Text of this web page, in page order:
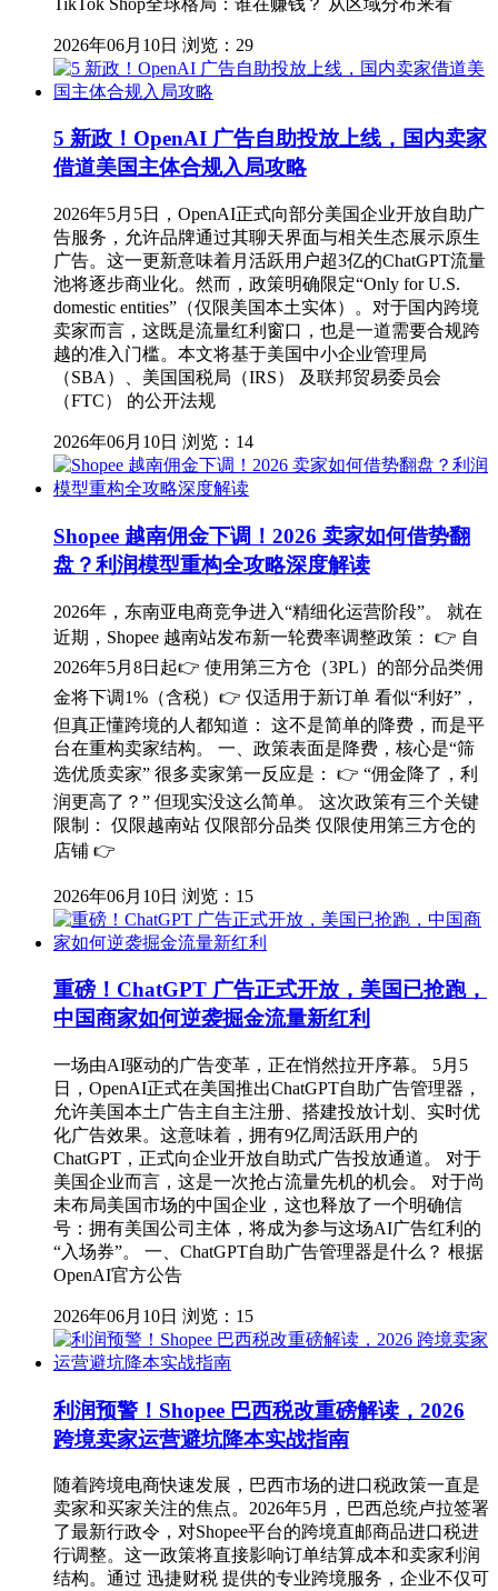
2026年06月10日 浏览：29
5 新政！OpenAI 广告自助投放上线，国内卖家
借道美国主体合规入局攻略
2026年5月5日，OpenAI正式向部分美国企业开放自助广
告服务，允许品牌通过其聊天界面与相关生态展示原生
广告。这一更新意味着月活跃用户超3亿的ChatGPT流量
池将逐步商业化。然而，政策明确限定“Only for U.S.
domestic entities”（仅限美国本土实体）。对于国内跨境
卖家而言，这既是流量红利窗口，也是一道需要合规跨
越的准入门槛。本文将基于美国中小企业管理局
（SBA）、美国国税局（IRS） 及联邦贸易委员会
（FTC） 的公开法规
2026年06月10日 浏览：14
Shopee 越南佣金下调！2026 卖家如何借势翻
盘？利润模型重构全攻略深度解读
2026年，东南亚电商竞争进入“精细化运营阶段”。 就在
近期，Shopee 越南站发布新一轮费率调整政策： 👉 自
2026年5月8日起👉 使用第三方仓（3PL）的部分品类佣
金将下调1%（含税）👉 仅适用于新订单 看似“利好”，
但真正懂跨境的人都知道： 这不是简单的降费，而是平
台在重构卖家结构。 一、政策表面是降费，核心是“筛
选优质卖家” 很多卖家第一反应是： 👉 “佣金降了，利
润更高了？” 但现实没这么简单。 这次政策有三个关键
限制： 仅限越南站 仅限部分品类 仅限使用第三方仓的
店铺 👉
2026年06月10日 浏览：15
重磅！ChatGPT 广告正式开放，美国已抢跑，
中国商家如何逆袭掘金流量新红利
一场由AI驱动的广告变革，正在悄然拉开序幕。 5月5
日，OpenAI正式在美国推出ChatGPT自助广告管理器，
允许美国本土广告主自主注册、搭建投放计划、实时优
化广告效果。这意味着，拥有9亿周活跃用户的
ChatGPT，正式向企业开放自助式广告投放通道。 对于
美国企业而言，这是一次抢占流量先机的机会。 对于尚
未布局美国市场的中国企业，这也释放了一个明确信
号：拥有美国公司主体，将成为参与这场AI广告红利的
“入场券”。 一、ChatGPT自助广告管理器是什么？ 根据
OpenAI官方公告
2026年06月10日 浏览：15
利润预警！Shopee 巴西税改重磅解读，2026
跨境卖家运营避坑降本实战指南
随着跨境电商快速发展，巴西市场的进口税政策一直是
卖家和买家关注的焦点。2026年5月，巴西总统卢拉签署
了最新行政令，对Shopee平台的跨境直邮商品进口税进
行调整。这一政策将直接影响订单结算成本和卖家利润
结构。通过 迅捷财税 提供的专业跨境服务，企业不仅可